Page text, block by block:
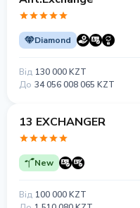
Diamond
Від 130 000 KZT
До 34 056 008 065 KZT
13 EXCHANGER
New
Від 100 000 KZT